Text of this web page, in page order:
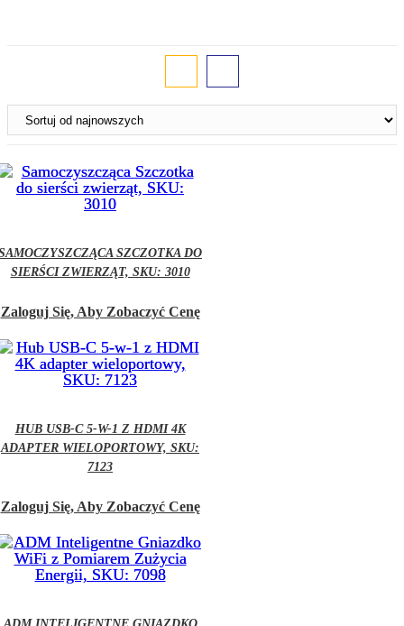
SZCZOTKA DO
SIERŚCI ZWIERZĄT, SKU: 3010
Zaloguj Się, Aby Zobaczyć Cenę
HUB USB-C 5-W-1 Z HDMI 4K
ADAPTER WIELOPORTOWY, SKU:
7123
Zaloguj Się, Aby Zobaczyć Cenę